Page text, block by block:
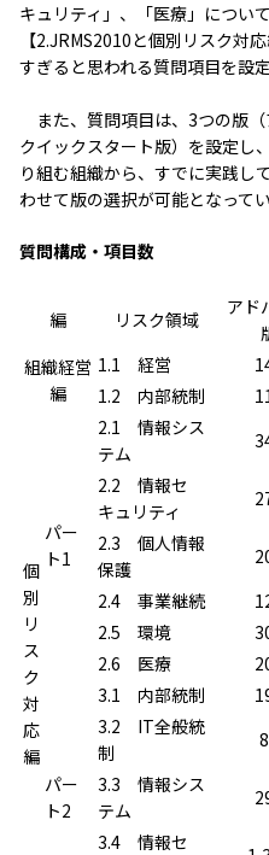
キュリティ」、「医療」につい
【2.JRMS2010と個別リスク
すぎると思われる質問項目を設
また、質問項目は、3つの版（
クイックスタート版）を設定し
り組む組織から、すでに実践し
わせて版の選択が可能となってい
質問構成・項目数
編 リスク領域
アド
組織経営
編
1.1 経営
1.2 内部統制
個
別
リ
ス
ク
対
応
編
パー
ト1
2.1 情報シス
テム
2.2 情報セ
キュリティ
2.3 個人情報
保護
2.4 事業継続
2.5 環境
2.6 医療
パー
ト2
3.1 内部統制
3.2 IT全般統
制
3.3 情報シス
テム
3.4 情報セ